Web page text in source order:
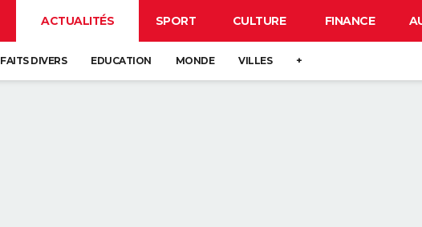
ACTUALITÉS SPORT CULTURE FINANCE
FAITS DIVERS EDUCATION MONDE VILLES +